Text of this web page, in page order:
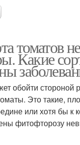
томатов
Какие
обойти стороной
Это такие,
или хотя бы к
фитофторозу